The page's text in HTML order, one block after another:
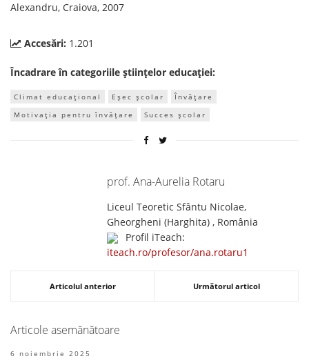
Alexandru, Craiova, 2007
Accesări: 1.201
Încadrare în categoriile științelor educației:
Climat educațional Eșec școlar
Învățare
Motivația pentru învățare
Succes școlar
prof. Ana-Aurelia Rotaru
Liceul Teoretic Sfântu Nicolae,
Gheorgheni (Harghita) , România
Profil iTeach:
iteach.ro/profesor/ana.rotaru1
Articolul anterior Următorul articol
Articole asemănătoare
6 noiembrie 2025